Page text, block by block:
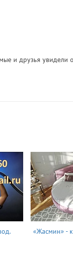
и друзья увидели
«Жасмин» -